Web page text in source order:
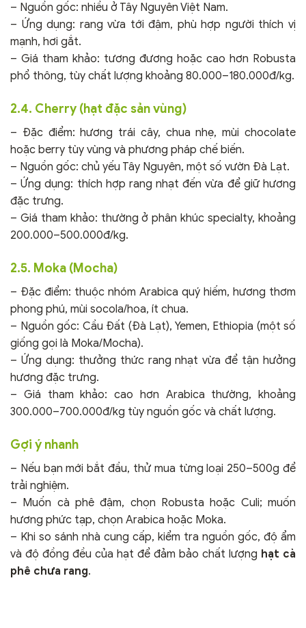
– Nguồn gốc: nhiều ở Tây Nguyên Việt Nam.
– Ứng dụng: rang vừa tới đậm, phù hợp người thích vị
mạnh, hơi gắt.
– Giá tham khảo: tương đương hoặc cao hơn Robusta
phổ thông, tùy chất lượng khoảng 80.000–180.000đ/kg.
2.4. Cherry (hạt đặc sản vùng)
– Đặc điểm: hương trái cây, chua nhẹ, mùi chocolate
hoặc berry tùy vùng và phương pháp chế biến.
– Nguồn gốc: chủ yếu Tây Nguyên, một số vườn Đà Lạt.
– Ứng dụng: thích hợp rang nhạt đến vừa để giữ hương
đặc trưng.
– Giá tham khảo: thường ở phân khúc specialty, khoảng
200.000–500.000đ/kg.
2.5. Moka (Mocha)
– Đặc điểm: thuộc nhóm Arabica quý hiếm, hương thơm
phong phú, mùi socola/hoa, ít chua.
– Nguồn gốc: Cầu Đất (Đà Lạt), Yemen, Ethiopia (một số
giống gọi là Moka/Mocha).
– Ứng dụng: thưởng thức rang nhạt vừa để tận hưởng
hương đặc trưng.
– Giá tham khảo: cao hơn Arabica thường, khoảng
300.000–700.000đ/kg tùy nguồn gốc và chất lượng.
Gợi ý nhanh
– Nếu bạn mới bắt đầu, thử mua từng loại 250–500g để
trải nghiệm.
– Muốn cà phê đậm, chọn Robusta hoặc Culi; muốn
hương phức tạp, chọn Arabica hoặc Moka.
– Khi so sánh nhà cung cấp, kiểm tra nguồn gốc, độ ẩm
và độ đồng đều của hạt để đảm bảo chất lượng hạt cà
phê chưa rang.